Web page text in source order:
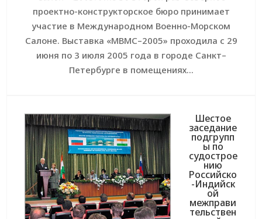
проектно-конструкторское бюро принимает
участие в Международном Военно-Морском
Салоне. Выставка «МВМС–2005» проходила с 29
июня по 3 июля 2005 года в городе Санкт–
Петербурге в помещениях...
Шестое
заседание
подгрупп
ы по
судострое
нию
Российско
-Индийск
ой
межправи
тельствен